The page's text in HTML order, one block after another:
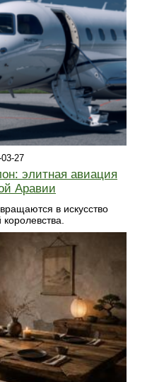
27
элитная авиация
Аравии
в искусство